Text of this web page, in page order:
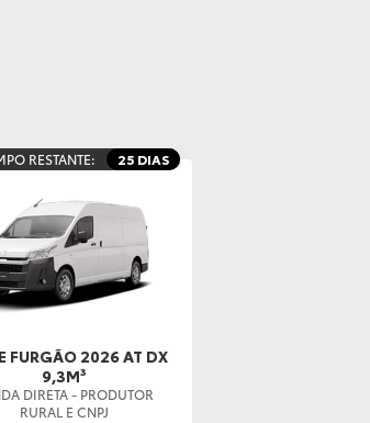
RESTANTE: 25 DIAS
FURGÃO 2026 AT DX
9,3M³
DIRETA - PRODUTOR
RURAL E CNPJ